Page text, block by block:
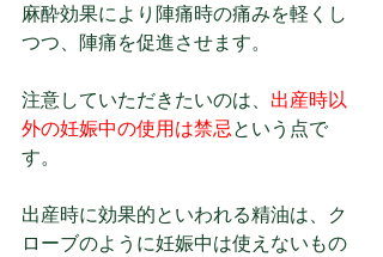
麻酔効果により陣痛時の痛みを軽くし
つつ、陣痛を促進させます。
注意していただきたいのは、 出産時以
外の妊娠中の使用は禁忌という点で
す。
出産時に効果的といわれる精油は、ク
ローブのように妊娠中は使えないもの